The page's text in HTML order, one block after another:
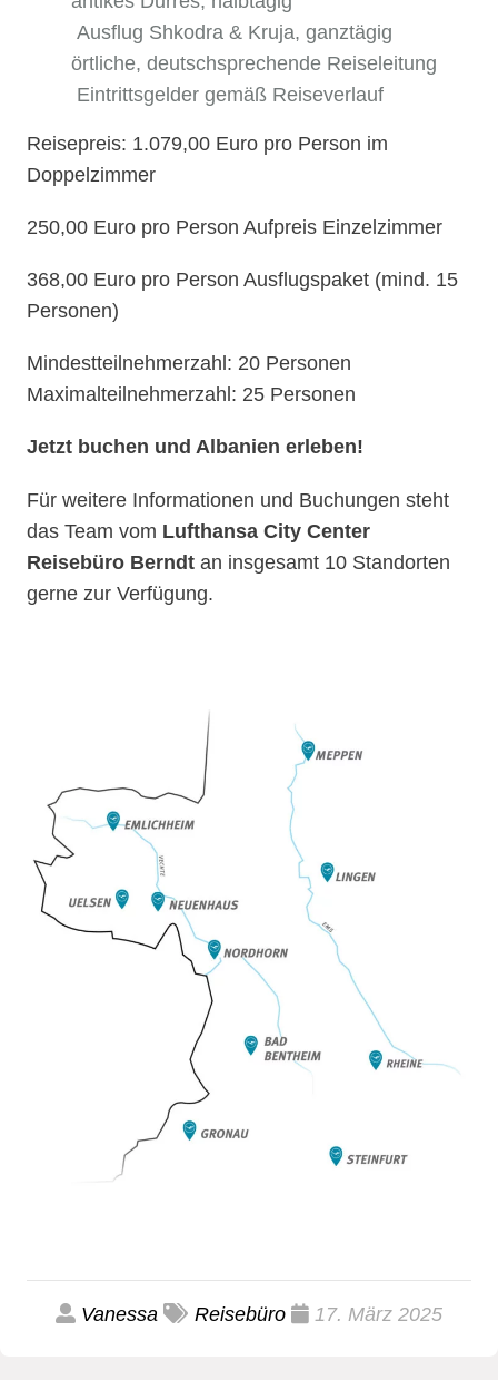
Ausflug Shkodra & Kruja, ganztägig
örtliche, deutschsprechende Reiseleitung
Eintrittsgelder gemäß Reiseverlauf
Reisepreis: 1.079,00 Euro pro Person im
Doppelzimmer
250,00 Euro pro Person Aufpreis Einzelzimmer
368,00 Euro pro Person Ausflugspaket (mind. 15
Personen)
Mindestteilnehmerzahl: 20 Personen
Maximalteilnehmerzahl: 25 Personen
Jetzt buchen und Albanien erleben!
Für weitere Informationen und Buchungen steht
das Team vom Lufthansa City Center
Reisebüro Berndt an insgesamt 10 Standorten
gerne zur Verfügung.
Vanessa Reisebüro 17. März 2025